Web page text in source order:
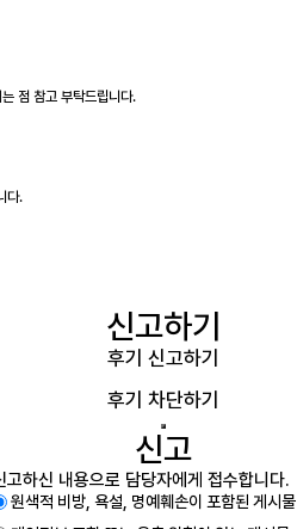
점 참고 부탁드립니다.
다.
신고하기
후기 신고하기
후기 차단하기
신고
고하신 내용으로 담당자에게 접수합니다.
원색적 비방, 욕설, 명예훼손이 포함된 게시물